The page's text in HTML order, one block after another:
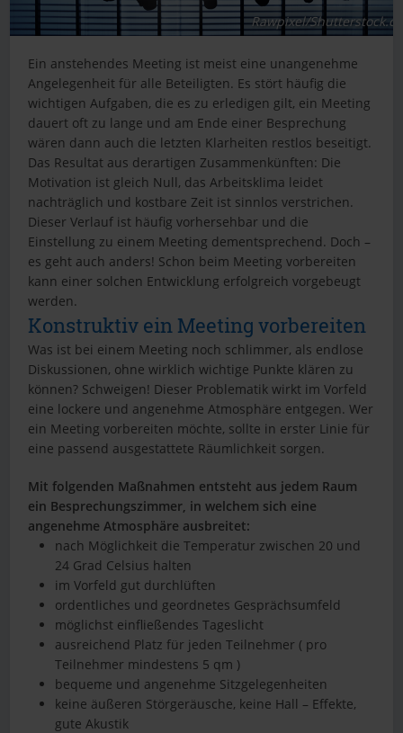
Rawpixel/
Ein anstehendes Meeting ist meist eine unangenehme
Angelegenheit für alle Beteiligten. Es stört häufig die
wichtigen Aufgaben, die es zu erledigen gilt, ein Meeting
dauert oft zu lange und am Ende einer Besprechung
wären dann auch die letzten Klarheiten restlos beseitigt.
Das Resultat aus derartigen Zusammenkünften: Die
Motivation ist gleich Null, das Arbeitsklima leidet
nachträglich und kostbare Zeit ist sinnlos verstrichen.
Dieser Verlauf ist häufig vorhersehbar und die
Einstellung zu einem Meeting dementsprechend. Doch –
es geht auch anders! Schon beim Meeting vorbereiten
kann einer solchen Entwicklung erfolgreich vorgebeugt
werden.
Konstruktiv ein Meeting vorbereiten
Was ist bei einem Meeting noch schlimmer, als endlose
Diskussionen, ohne wirklich wichtige Punkte klären zu
können? Schweigen! Dieser Problematik wirkt im Vorfeld
eine lockere und angenehme Atmosphäre entgegen. Wer
ein Meeting vorbereiten möchte, sollte in erster Linie für
eine passend ausgestattete Räumlichkeit sorgen.
Mit folgenden Maßnahmen entsteht aus jedem Raum
ein Besprechungszimmer, in welchem sich eine
angenehme Atmosphäre ausbreitet:
nach Möglichkeit die Temperatur zwischen 20 und
24 Grad Celsius halten
im Vorfeld gut durchlüften
ordentliches und geordnetes Gesprächsumfeld
möglichst einfließendes Tageslicht
ausreichend Platz für jeden Teilnehmer ( pro
Teilnehmer mindestens 5 qm )
bequeme und angenehme Sitzgelegenheiten
keine äußeren Störgeräusche, keine Hall – Effekte,
gute Akustik